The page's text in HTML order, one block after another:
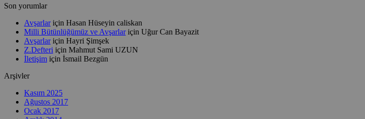
Son yorumlar
Avşarlariçin Hasan Hüseyin caliskan
Milli Bütünlüğümüz ve Avşarlariçin Uğur Can Bayazit
Avşarlariçin Hayri Şimşek
Z.Defteri için Mahmut Sami UZUN
İletişim için İsmail Bezgün
Arşivler
Kasım 2025
Ağustos 2017
Ocak 2017